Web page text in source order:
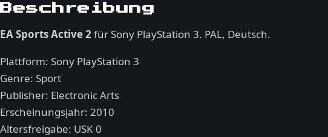
Beschreibung
EA Sports Active 2für Sony PlayStation 3. PAL, Deutsch.
Plattform: Sony PlayStation 3
Genre: Sport
Publisher: Electronic Arts
Erscheinungsjahr: 2010
Altersfreigabe: USK 0